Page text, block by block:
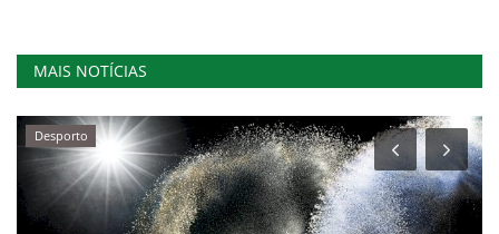
MAIS NOTÍCIAS
Desporto